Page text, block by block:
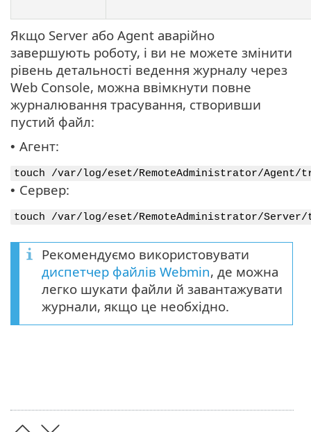
Якщо Server або Agent аварійно
завершують роботу, і ви не можете змінити
рівень детальності ведення журналу через
Web Console, можна ввімкнути повне
журналювання трасування, створивши
пустий файл:
• Агент:
touch /var/log/eset/RemoteAdministrator/Agent/
• Сервер:
touch /var/log/eset/RemoteAdministrator/
Рекомендуємо використовувати
диспетчер файлів Webmin, де можна
легко шукати файли й завантажувати
журнали, якщо це необхідно.